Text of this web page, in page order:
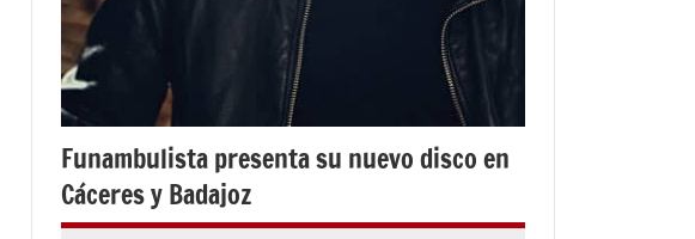
Funambulista presenta su nuevo disco en
Cáceres y Badajoz